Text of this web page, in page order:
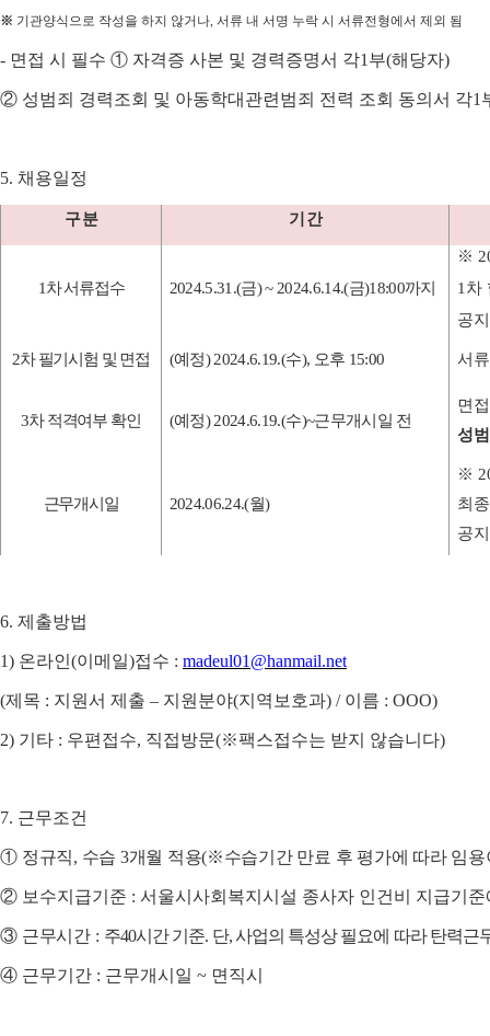
※ 기관양식으로 작성을 하지 않거나, 서류 내 서명 누락 시 서류전형에서 제외 됨
- 면접 시 필수 ① 자격증 사본 및 경력증명서 각1부(해당자)
② 성범죄 경력조회 및 아동학대관련범죄 전력 조회 동의서 각1
5. 채용일정
구 분 기 간
1차 서류접수 2024.5.31.(금) ~ 2024.6.14.(금)18:00까지
※
1차
공
2차 필기시험 및 면접 (예정) 2024.6.19.(수), 오후 15:00 서
3차 적격여부 확인 (예정) 2024.6.19.(수)~근무개시일 전
면
성
근무개시일 2024.06.24.(월)
※
최
공
6. 제출방법
1) 온라인(이메일)접수 : madeul01@hanmail.net
(제목 : 지원서 제출 – 지원분야(지역보호과) / 이름 : OOO)
2) 기타 : 우편접수, 직접방문(※팩스접수는 받지 않습니다)
7. 근무조건
① 정규직, 수습 3개월 적용(※수습기간 만료 후 평가에 따라 임
② 보수지급기준 : 서울시사회복지시설 종사자 인건비 지급기준
③ 근무시간 : 주40시간 기준. 단,사업의 특성상 필요에 따라 탄력근
④ 근무기간 : 근무개시일 ~ 면직시